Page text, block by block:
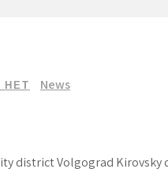
НЕТ News
district Volgograd Kirovsky